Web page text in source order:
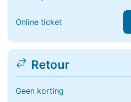
Online ticket
Retour
Geen korting